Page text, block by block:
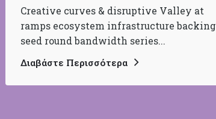
Creative curves & disruptive Valley at
ramps ecosystem infrastructure backing
seed round bandwidth series...
Διαβάστε Περισσότερα